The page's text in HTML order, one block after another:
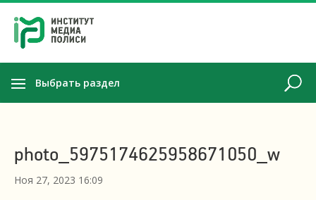
Выбрать раздел
photo_5975174625958671050_w
Ноя 27, 2023 16:09